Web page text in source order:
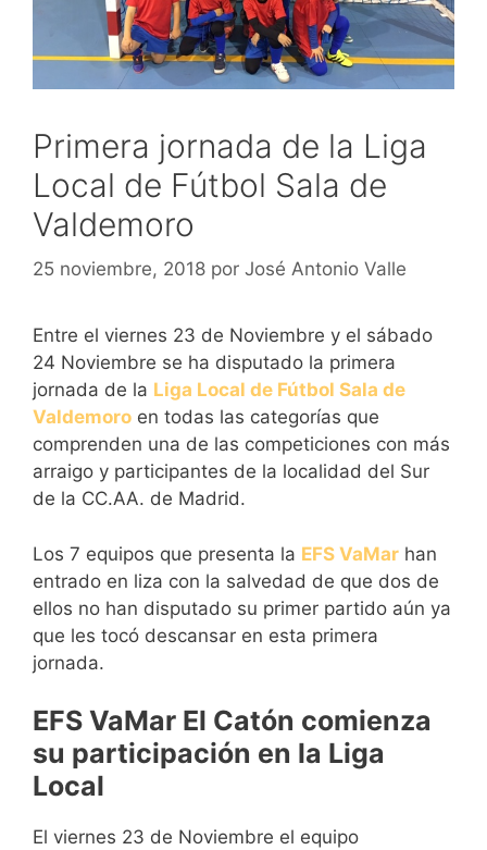
Primera jornada de la Liga
Local de Fútbol Sala de
Valdemoro
25 noviembre, 2018 por José Antonio Valle
Entre el viernes 23 de Noviembre y el sábado
24 Noviembre se ha disputado la primera
jornada de la Liga Local de Fútbol Sala de
Valdemoro en todas las categorías que
comprenden una de las competiciones con más
arraigo y participantes de la localidad del Sur
de la CC.AA. de Madrid.
Los 7 equipos que presenta la EFS VaMar han
entrado en liza con la salvedad de que dos de
ellos no han disputado su primer partido aún ya
que les tocó descansar en esta primera
jornada.
EFS VaMar El Catón comienza
su participación en la Liga
Local
El viernes 23 de Noviembre el equipo